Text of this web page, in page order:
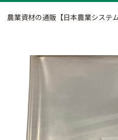
農業資材の通販【日本農業システム